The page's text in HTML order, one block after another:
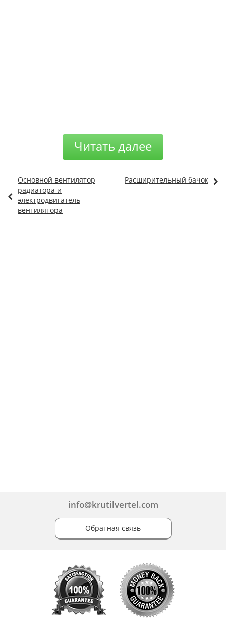
Читать далее
Основной вентилятор
радиатора и
электродвигатель
вентилятора
Расширительный бачок
info@krutilvertel.com
Обратная связь